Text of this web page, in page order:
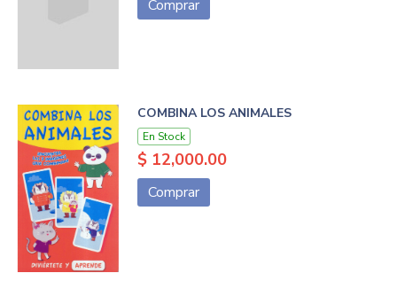
Comprar
COMBINA LOS ANIMALES
En Stock
$ 12,000.00
Comprar